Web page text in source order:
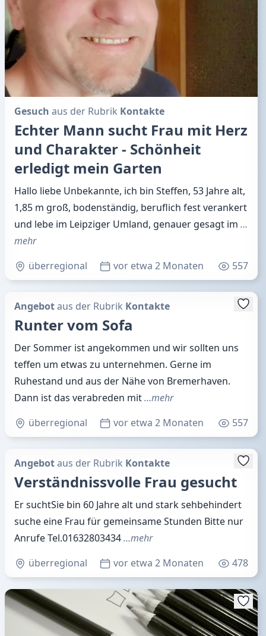
Gesuch aus der Rubrik Kontakte
Echter Mann sucht Frau mit Herz
und Charakter - Schönheit
erledigt mein Garten
Hallo liebe Unbekannte, ich bin Steffen, 53 Jahre alt,
1,85 m groß, bodenständig, beruflich fest verankert
und lebe im Leipziger Umland, genauer gesagt im …
mehr
überregional
vor etwa 2 Monaten 557
Angebotaus der Rubrik Kontakte
Runter vom Sofa
Der Sommer ist angekommen und wir sollten uns
teffen um etwas zu unternehmen. Gerne im
Ruhestand und aus der Nähe von Bremerhaven.
Dann ist das verabreden mit…mehr
überregional
vor etwa 2 Monaten 557
Angebotaus der Rubrik Kontakte
Verständnissvolle Frau gesucht
Er suchtSie bin 60 Jahre alt und stark sehbehindert
suche eine Frau für gemeinsame Stunden Bitte nur
Anrufe Tel.01632803434…mehr
überregional
vor etwa 2 Monaten 478